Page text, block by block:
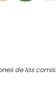
de las